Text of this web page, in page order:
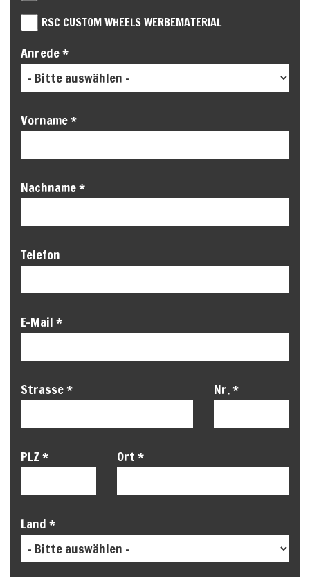
RSC CUSTOM WHEELS WERBEMATERIAL
Anrede *
Vorname *
Nachname *
Telefon
E-Mail *
Strasse * Nr. *
PLZ * Ort *
Land *